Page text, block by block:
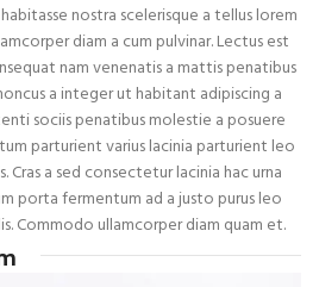
nostra scelerisque a tellus lorem
diam a cum pulvinar. Lectus est
nam venenatis a mattis penatibus
a integer ut habitant adipiscing a
sociis penatibus molestie a posuere
parturient varius lacinia parturient leo
a sed consectetur lacinia hac urna
porta fermentum ad a justo purus leo
Commodo ullamcorper diam quam et.